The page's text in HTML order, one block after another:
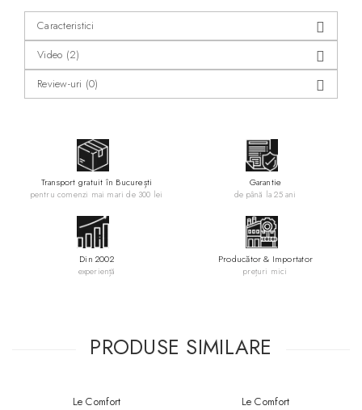
Caracteristici
Video (2)
Review-uri (0)
Transport gratuit în București
pentru comenzi mai mari de 300 lei
Garantie
de până la 25 ani
Din 2002
experiență
Producător & Importator
prețuri mici
PRODUSE SIMILARE
Le Comfort Le Comfort